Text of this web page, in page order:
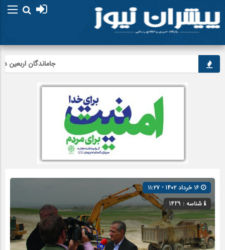
جاماندگان اربعین در
شناسه : 1429